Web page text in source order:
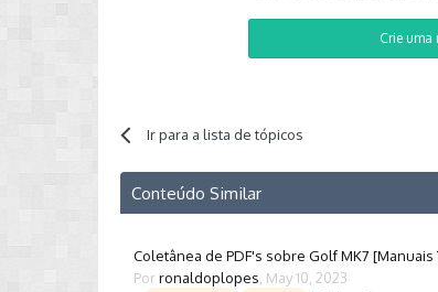
Crie uma
Ir para a lista de tópicos
Conteúdo Similar
Coletânea de PDF's sobre Golf MK7
Porronaldoplopes May 10, 2023